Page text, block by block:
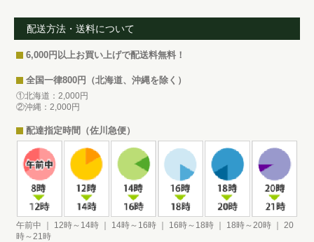
配送方法・送料について
6,000円以上お買い上げで配送料無料！
全国一律800円（北海道、沖縄を除く）
①北海道：2,000円
②沖縄：2,000円
配達指定時間（佐川急便）
午前中 ｜ 12時～14時 ｜ 14時～16時 ｜ 16時～18時 ｜ 18時～20時 ｜ 20
時～21時